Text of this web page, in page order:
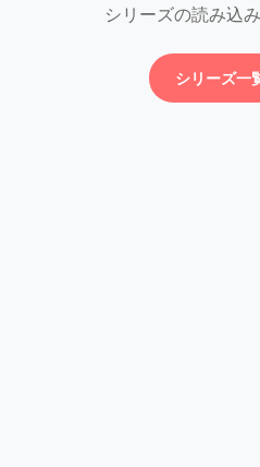
シリーズの読み込
シリーズ一